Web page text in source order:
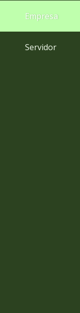
Empresa
Servidor